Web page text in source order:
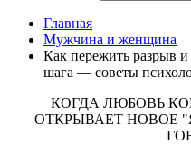
Главная
Мужчина и женщина
Как пережить разрыв
шага — советы
КОГДА ЛЮБОВЬ
ОТКРЫВАЕТ НОВОЕ